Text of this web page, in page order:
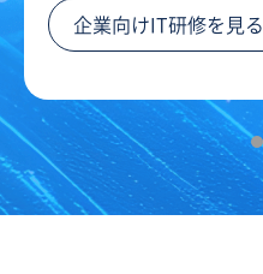
企業向けIT研修を見る